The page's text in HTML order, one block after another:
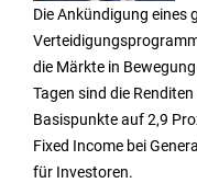
Die Ankündigung eines
die Märkte in
Tagen sind die
Basispunkte auf 2,9
Fixed Income bei
für Investoren.